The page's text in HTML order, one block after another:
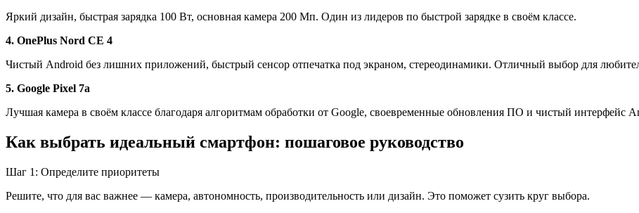
Яркий дизайн, быстрая зарядка 100 Вт, основная камера 200 Мп. Один из лидеров по быстрой зарядке в своём классе.
4. OnePlus Nord CE 4
Чистый Android без лишних приложений, быстрый сенсор отпечатка под экраном, стереодинамики. Отличный выбор для
5. Google Pixel 7a
Лучшая камера в своём классе благодаря алгоритмам обработки от Google, своевременные обновления ПО и чистый интерфейс
Как выбрать идеальный смартфон: пошаговое руководство
Шаг 1: Определите приоритеты
Решите, что для вас важнее — камера, автономность, производительность или дизайн. Это поможет сузить круг выбора.